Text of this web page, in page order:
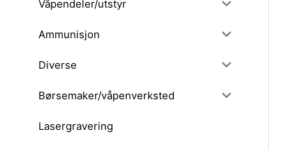
Våpendeler/utstyr
Ammunisjon
Diverse
Børsemaker/våpenverksted
Lasergravering